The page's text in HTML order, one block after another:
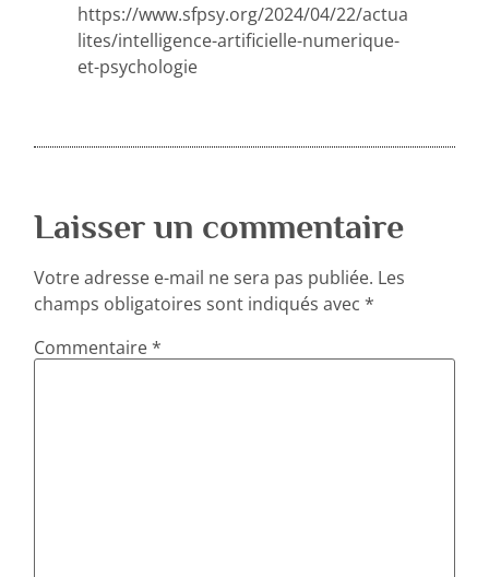
https://www.sfpsy.org/2024/04/22/actua
lites/intelligence-artificielle-numerique-
et-psychologie
Laisser un commentaire
Votre adresse e-mail ne sera pas publiée. Les
champs obligatoires sont indiqués avec*
Commentaire*